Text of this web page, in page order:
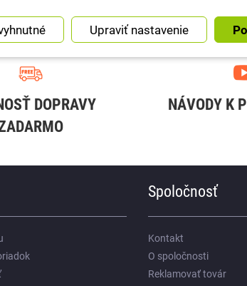
Upraviť nastavenie
DOPRAVY
NÁVODY K
Spoločnosť
Kontakt
O spoločnosti
Reklamovať továr